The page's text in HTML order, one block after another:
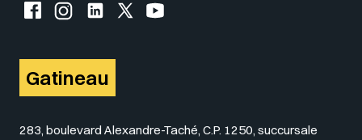
Facebook de l'UQO
Instagram de l'UQO
LinkedIn de l'UQO
X (Twitter) de l'UQO
YouTube de l'UQO
Gatineau
283, boulevard Alexandre-Taché, C.P. 1250, succursale